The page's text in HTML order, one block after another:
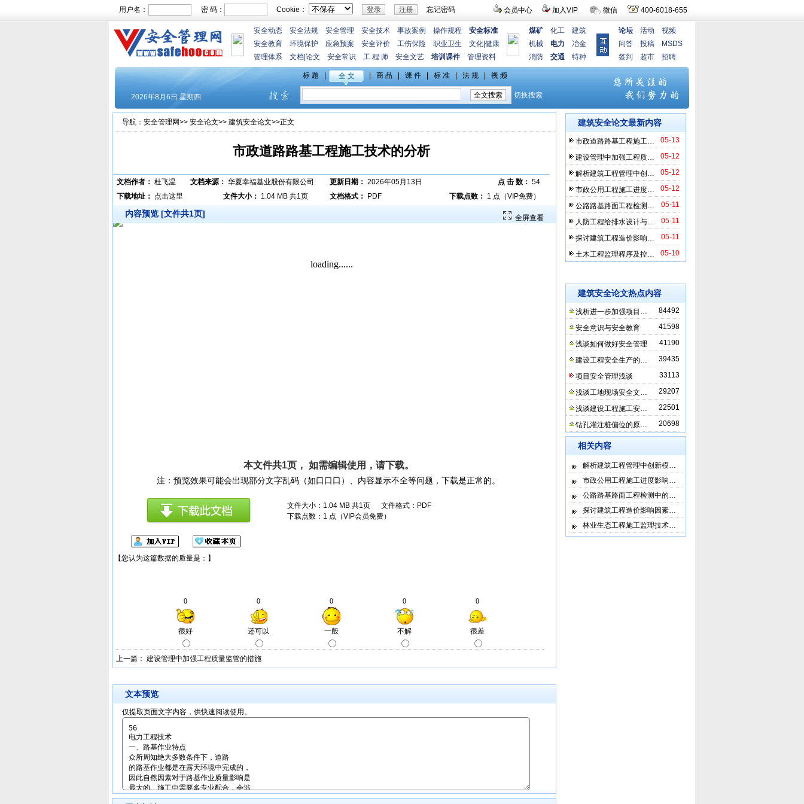
会员中心 加入VIP 微信 400-6018-655
用户名： 密 码： Cookie： 忘记密码
安全动态 安全法规 安全管理 安全技术 事故案例 操作规程
安全标准
安全教育
环境保护 应急预案 安全评价 工伤保险 职业卫生 文化 健康
管理体系
文档 论文 安全常识 工 程 师 安全文艺 培训课件 管理资料
煤矿 化工
建筑
机械
电力
冶金
消防
交通 特种
论坛 活动
视频
问答
投稿
MSDS
签到
超市 招聘
导航： 安全管理网>> 安全论文>> 建筑安全论文>>正文
市政道路路基工程施工技术的分析
文档作者： 杜飞温 文档来源： 华夏幸福基业股份有限公司 更新日期： 2026年05月13日 点 击 数： 54
下载地址：
点击这里 文件大小： 1.04 MB 共1页 文档格式： PDF 下载点数： 1 点（VIP免费）
全屏查看
内容预览 [文件共1页]
本文件共1页， 如需编辑使用，请下载。
注：预览效果可能会出现部分文字乱码（如口口口）、内容显示不全等问题，下载是正常的。
文件大小：1.04 MB 共1页 文件格式：PDF
下载点数：1 点（VIP会员免费）
上一篇： 建设管理中加强工程质量监管的措施
文本预览
仅提取页面文字内容，供快速阅读使用。
建筑安全论文最新内容
05-13
市政道路路基工程施工…
05-12
建设管理中加强工程质…
05-12
解析建筑工程管理中创…
05-12
市政公用工程施工进度…
05-11
公路路基路面工程检测…
05-11
人防工程给排水设计与…
05-11
探讨建筑工程造价影响…
05-10
土木工程监理程序及控…
建筑安全论文热点内容
84492
浅析进一步加强项目…
41598
安全意识与安全教育
41190
浅谈如何做好安全管理
39435
建设工程安全生产的…
33113
项目安全管理浅谈
29207
浅谈工地现场安全文…
22501
浅谈建设工程施工安…
20698
钻孔灌注桩偏位的原…
相关内容
解析建筑工程管理中创新模…
市政公用工程施工进度影响…
公路路基路面工程检测中的…
探讨建筑工程造价影响因素…
林业生态工程施工监理技术…